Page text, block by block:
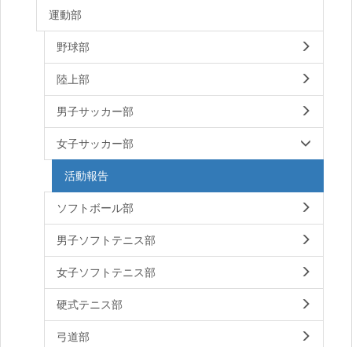
運動部
野球部
陸上部
男子サッカー部
女子サッカー部
活動報告
ソフトボール部
男子ソフトテニス部
女子ソフトテニス部
硬式テニス部
弓道部